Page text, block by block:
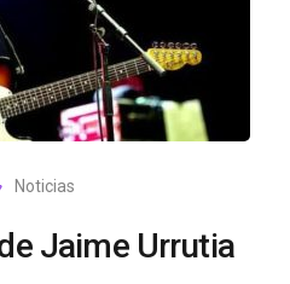
Noticias
Jaime Urrutia